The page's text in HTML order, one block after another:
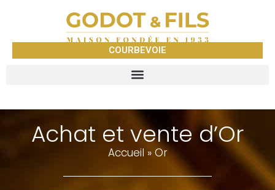
COURBEVOIE
Achat et vente d’Or
Accueil » Or